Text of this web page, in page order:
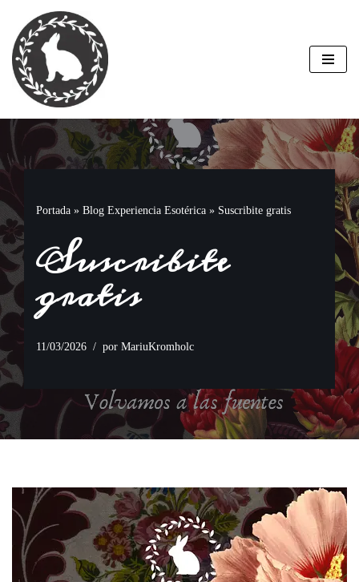
Saltar
al
contenido
Portada » Blog Experiencia Esotérica » Suscribite gratis
Suscribite
gratis
11/03/2026 por MariuKromholc